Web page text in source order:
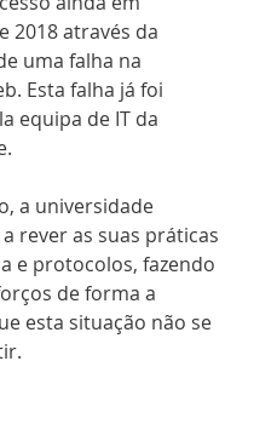
2018 através da
uma falha na
Esta falha já foi
equipa de IT da
a universidade
rever as suas práticas
e protocolos, fazendo
de forma a
esta situação não se